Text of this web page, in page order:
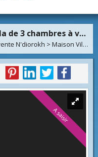
A Ndiorokh une trés belle villa de 3 chambres à vendre
N'diorokh > Maison Villa en vente N'diorokh
A saisir